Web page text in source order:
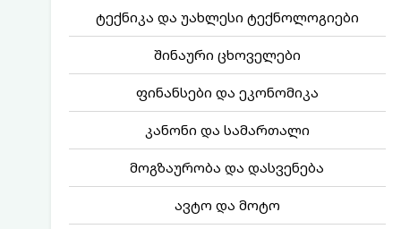
ტექნიკა და უახლესი ტექნოლოგიები
შინაური ცხოველები
ფინანსები და ეკონომიკა
კანონი და სამართალი
მოგზაურობა და დასვენება
ავტო და მოტო